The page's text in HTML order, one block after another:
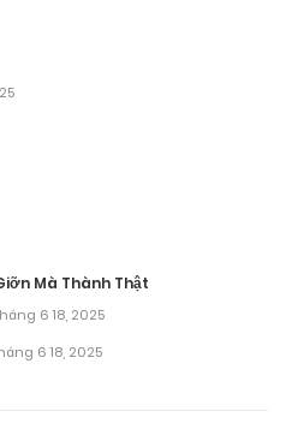
Mà Thành Thật
6 18, 2025
6 18, 2025